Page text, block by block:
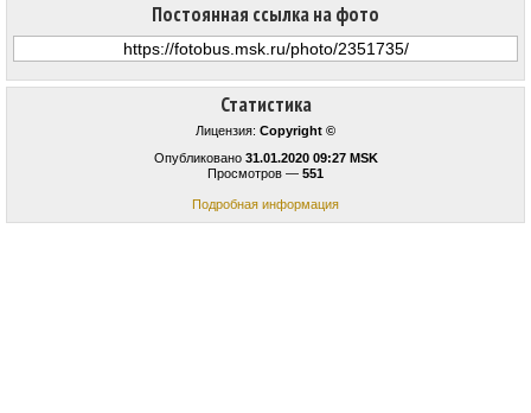
Статистика
Лицензия: Copyright ©
Опубликовано 31.01.2020 09:27 MSK
Просмотров — 551
Подробная информация
Постоянная ссылка на фото